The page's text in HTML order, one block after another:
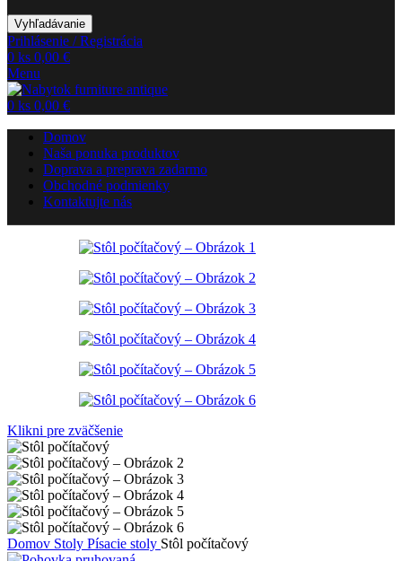
Vyhľadávanie
Prihlásenie / Registrácia
0 ks 0,00 €
Menu
0 ks 0,00 €
Domov
Naša ponuka produktov
Doprava a preprava zadarmo
Obchodné podmienky
Kontaktujte nás
Klikni pre zväčšenie
Domov Stoly Písacie stoly Stôl počítačový